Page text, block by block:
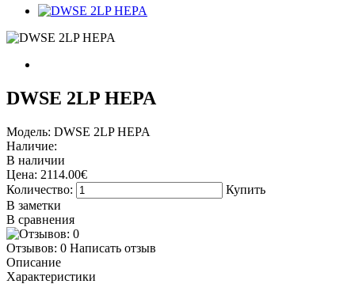
DWSE 2LP HEPA
Модель: DWSE 2LP HEPA
Наличие:
В наличии
Цена: 2114.00€
Количество:
Купить
В заметки
В сравнения
Отзывов: 0 Написать отзыв
Описание
Характеристики